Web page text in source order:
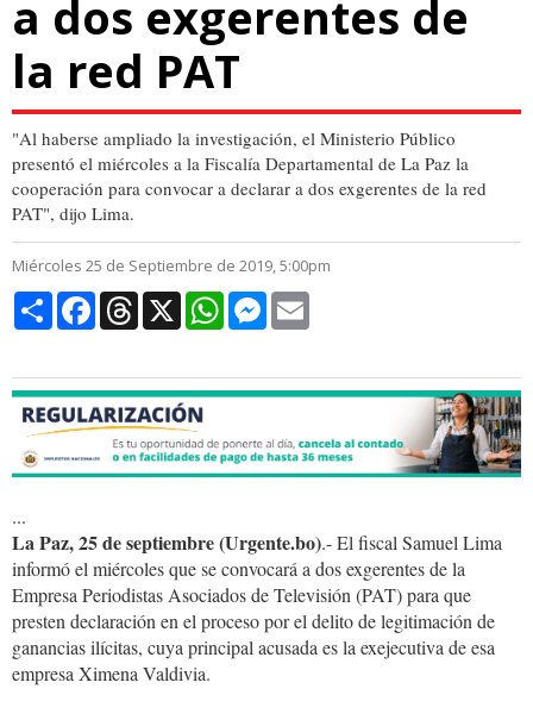
a dos exgerentes de
la red PAT
"Al haberse ampliado la investigación, el Ministerio Público
presentó el miércoles a la Fiscalía Departamental de La Paz la
cooperación para convocar a declarar a dos exgerentes de la red
PAT", dijo Lima.
Miércoles 25 de Septiembre de 2019, 5:00pm
CompartirFacebookThreads
X WhatsAppMessenger
...
La Paz, 25 de septiembre (Urgente.bo).- El fiscal Samuel Lima
informó el miércoles que se convocará a dos exgerentes de la
Empresa Periodistas Asociados de Televisión (PAT) para que
presten declaración en el proceso por el delito de legitimación de
ganancias ilícitas, cuya principal acusada es la exejecutiva de esa
empresa Ximena Valdivia.